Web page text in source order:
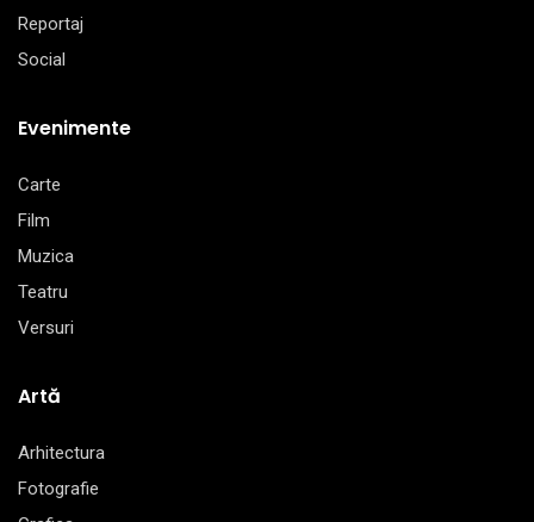
Reportaj
Social
Evenimente
Carte
Film
Muzica
Teatru
Versuri
Artă
Arhitectura
Fotografie